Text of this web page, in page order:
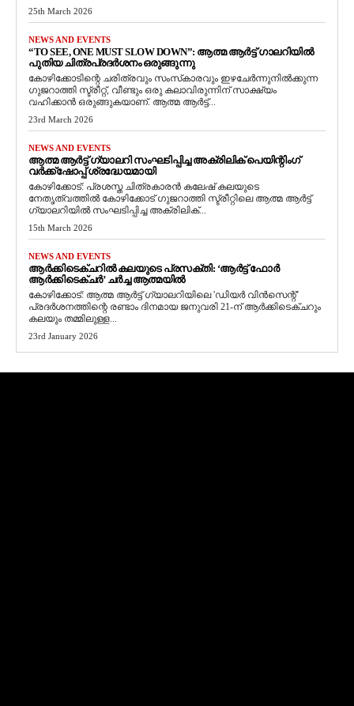
25th March 2026
NEWS AND EVENTS
“TO SEE, ONE MUST SLOW DOWN”: ആത്മ ആർട്ട് ഗാലറിയിൽ
പുതിയ ചിത്രപ്രദർശനം ഒരുങ്ങുന്നു
കോഴിക്കോടിന്റെ ചരിത്രവും സംസ്‌കാരവും ഇഴചേർന്നുനിൽക്കുന്ന
ഗുജറാത്തി സ്ട്രീറ്റ്, വീണ്ടും ഒരു കലാവിരുന്നിന് സാക്ഷ്യം
വഹിക്കാൻ ഒരുങ്ങുകയാണ്. ആത്മ ആർട്ട്...
23rd March 2026
NEWS AND EVENTS
ആത്മ ആർട്ട് ഗ്യാലറി സംഘടിപ്പിച്ച അക്രിലിക് പെയിന്റിംഗ്
വർക്ക്‌ഷോപ്പ് ശ്രദ്ധേയമായി
കോഴിക്കോട്: പ്രശസ്ത ചിത്രകാരൻ കലേഷ് കലയുടെ
നേതൃത്വത്തിൽ കോഴിക്കോട് ഗുജറാത്തി സ്ട്രീറ്റിലെ ആത്മ ആർട്ട്
ഗ്യാലറിയിൽ സംഘടിപ്പിച്ച അക്രിലിക്...
15th March 2026
NEWS AND EVENTS
ആർക്കിടെക്ചറിൽ കലയുടെ പ്രസക്തി: ‘ആർട്ട് ഫോർ
ആർക്കിടെക്ചർ’ ചർച്ച ആത്മയിൽ
​കോഴിക്കോട്: ആത്മ ആർട്ട് ഗ്യാലറിയിലെ 'ഡിയർ വിൻസെന്റ്'
പ്രദർശനത്തിന്റെ രണ്ടാം ദിനമായ ജനുവരി 21-ന് ആർക്കിടെക്ചറും
കലയും തമ്മിലുള്ള...
23rd January 2026